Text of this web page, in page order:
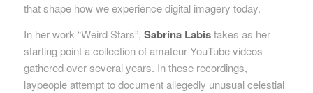
that shape how we experience digital imagery today.
In her work “Weird Stars”, Sabrina Labistakes as her
starting point a collection of amateur YouTube videos
gathered over several years. In these recordings,
laypeople attempt to document allegedly unusual celestial